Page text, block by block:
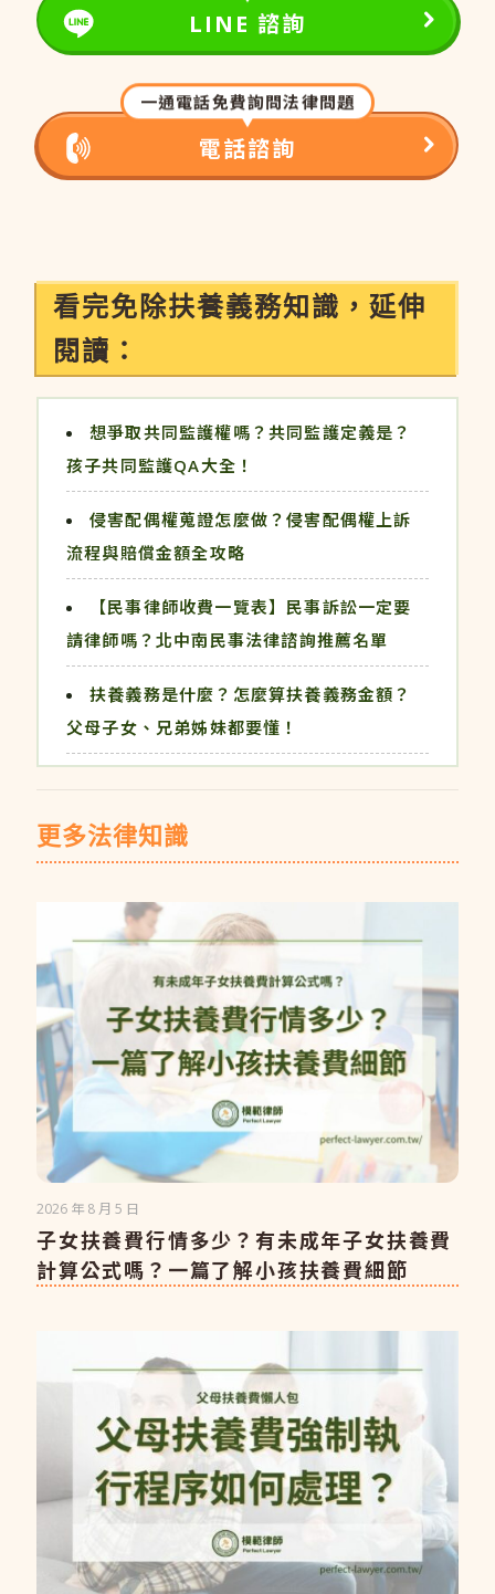
LINE 諮詢
一通電話免費詢問法律問題
電話諮詢
看完免除扶養義務知識，延伸
閱讀：
想爭取共同監護權嗎？共同監護定義是？
孩子共同監護QA大全！
侵害配偶權蒐證怎麼做？侵害配偶權上訴
流程與賠償金額全攻略
【民事律師收費一覽表】民事訴訟一定要
請律師嗎？北中南民事法律諮詢推薦名單
扶養義務是什麼？怎麼算扶養義務金額？
父母子女、兄弟姊妹都要懂！
更多法律知識
2026 年 8 月 5 日
子女扶養費行情多少？有未成年子女扶養費
計算公式嗎？一篇了解小孩扶養費細節